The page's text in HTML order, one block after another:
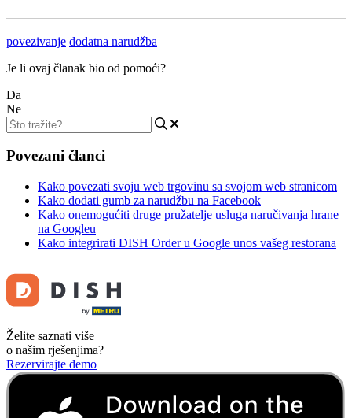
povezivanje dodatna narudžba
Je li ovaj članak bio od pomoći?
Da
Ne
Povezani članci
Kako povezati svoju web trgovinu sa svojom web stranicom
Kako dodati gumb za narudžbu na Facebook
Kako onemogućiti druge pružatelje usluga naručivanja hrane
na Googleu
Kako integrirati DISH Order u Google unos vašeg restorana
Želite saznati više
o našim rješenjima?
Rezervirajte demo